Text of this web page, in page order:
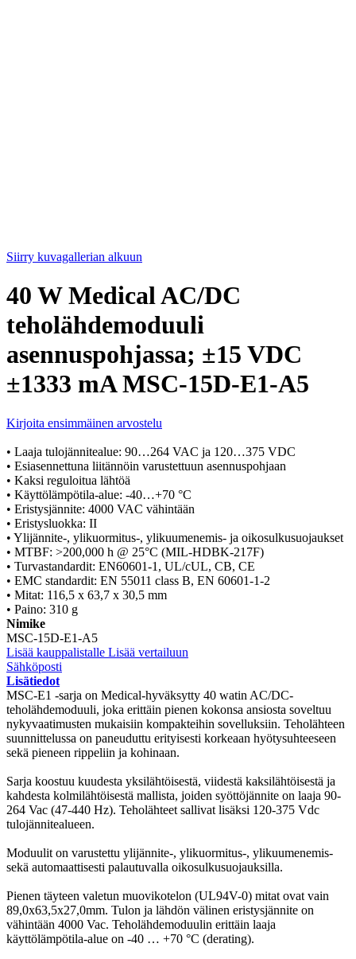
Siirry kuvagallerian alkuun
40 W Medical AC/DC
teholähdemoduuli
asennuspohjassa; ±15 VDC
±1333 mA MSC-15D-E1-A5
Kirjoita ensimmäinen arvostelu
• Laaja tulojännitealue: 90…264 VAC ja 120…375 VDC
• Esiasennettuna liitännöin varustettuun asennuspohjaan
• Kaksi reguloitua lähtöä
• Käyttölämpötila-alue: -40…+70 °C
• Eristysjännite: 4000 VAC vähintään
• Eristysluokka: II
• Ylijännite-, ylikuormitus-, ylikuumenemis- ja oikosulkusuojaukset
• MTBF: >200,000 h @ 25°C (MIL-HDBK-217F)
• Turvastandardit: EN60601-1, UL/cUL, CB, CE
• EMC standardit: EN 55011 class B, EN 60601-1-2
• Mitat: 116,5 x 63,7 x 30,5 mm
• Paino: 310 g
Nimike
MSC-15D-E1-A5
Lisää kauppalistalle Lisää vertailuun
Sähköposti
Lisätiedot
MSC-E1 -sarja on Medical-hyväksytty 40 watin AC/DC-
teholähdemoduuli, joka erittäin pienen kokonsa ansiosta soveltuu
nykyvaatimusten mukaisiin kompakteihin sovelluksiin. Teholähteen
suunnittelussa on paneuduttu erityisesti korkeaan hyötysuhteeseen
sekä pieneen rippeliin ja kohinaan.
Sarja koostuu kuudesta yksilähtöisestä, viidestä kaksilähtöisestä ja
kahdesta kolmilähtöisestä mallista, joiden syöttöjännite on laaja 90-
264 Vac (47-440 Hz). Teholähteet sallivat lisäksi 120-375 Vdc
tulojännitealueen.
Moduulit on varustettu ylijännite-, ylikuormitus-, ylikuumenemis-
sekä automaattisesti palautuvalla oikosulkusuojauksilla.
Pienen täyteen valetun muovikotelon (UL94V-0) mitat ovat vain
89,0x63,5x27,0mm. Tulon ja lähdön välinen eristysjännite on
vähintään 4000 Vac. Teholähdemoduulin erittäin laaja
käyttölämpötila-alue on -40 … +70 °C (derating).